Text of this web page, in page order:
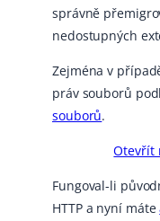
správně
nedostupných
Zejména v
práv souborů
souborů.
Otevřít
Fungoval-li
HTTP a nyní máte